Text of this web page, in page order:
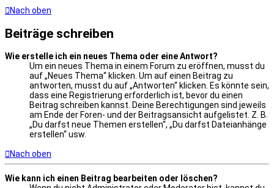
Nach oben
Beiträge schreiben
Wie erstelle ich ein neues Thema oder eine Antwort?
Um ein neues Thema in einem Forum zu eröffnen, musst du
auf „Neues Thema“ klicken. Um auf einen Beitrag zu
antworten, musst du auf „Antworten“ klicken. Es könnte sein,
dass eine Registrierung erforderlich ist, bevor du einen
Beitrag schreiben kannst. Deine Berechtigungen sind jeweils
am Ende der Foren- und der Beitragsansicht aufgelistet. Z. B.
„Du darfst neue Themen erstellen“, „Du darfst Dateianhänge
erstellen“ usw.
Nach oben
Wie kann ich einen Beitrag bearbeiten oder löschen?